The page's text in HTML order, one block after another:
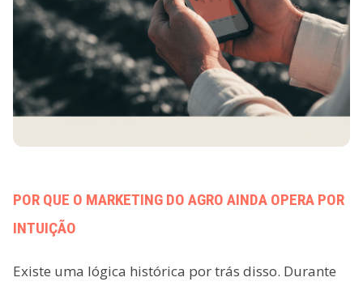
POR QUE O MARKETING DO AGRO AINDA OPERA POR
INTUIÇÃO
Existe uma lógica histórica por trás disso. Durante